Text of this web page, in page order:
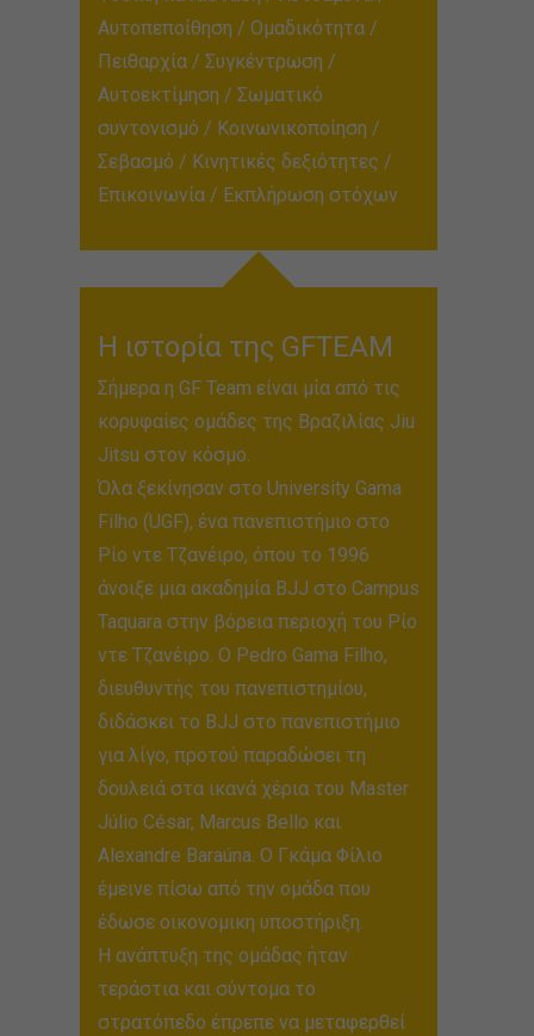
Αυτοπεποίθηση / Ομαδικότητα /
Πειθαρχία / Συγκέντρωση /
Αυτοεκτίμηση / Σωματικό
συντονισμό / Κοινωνικοποίηση /
Σεβασμό / Κινητικές δεξιότητες /
Επικοινωνία / Εκπλήρωση στόχων
H ιστορία της GFTEAM
Σήμερα η GF Team είναι μία από τις
κορυφαίες ομάδες της Βραζιλίας Jiu
Jitsu στον κόσμο.
Όλα ξεκίνησαν στο University Gama
Filho (UGF), ένα πανεπιστήμιο στο
Ρίο ντε Τζανέιρο, όπου το 1996
άνοιξε μια ακαδημία BJJ στο Campus
Taquara στην βόρεια περιοχή του Ρίο
ντε Τζανέιρο. Ο Pedro Gama Filho,
διευθυντής του πανεπιστημίου,
διδάσκει το BJJ στο πανεπιστήμιο
για λίγο, προτού παραδώσει τη
δουλειά στα ικανά χέρια του Master
Júlio César, Marcus Bello και
Alexandre Baraúna. Ο Γκάμα Φίλιο
έμεινε πίσω από την ομάδα που
έδωσε οικονομικη υποστήριξη.
Η ανάπτυξη της ομάδας ήταν
τεράστια και σύντομα το
στρατόπεδο έπρεπε να μεταφερθεί